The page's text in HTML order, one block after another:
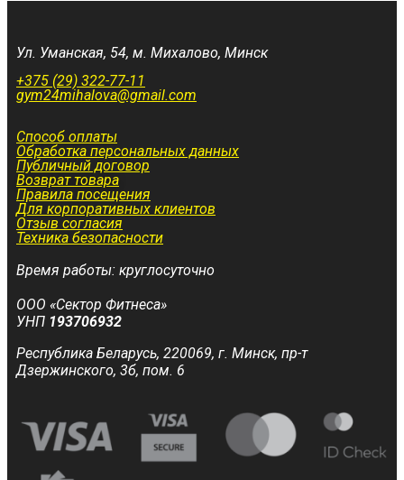
Ул. Уманская, 54, м. Михалово, Минск
+375 (29) 322-77-11
gym24mihalova@gmail.com
Способ оплаты
Обработка персональных данных
Публичный договор
Возврат товара
Правила посещения
Для корпоративных клиентов
Отзыв согласия
Техника безопасности
Время работы: круглосуточно
ООО «Сектор Фитнеса»
УНП 193706932
Республика Беларусь, 220069, г. Минск, пр-т
Дзержинского, 3б, пом. 6